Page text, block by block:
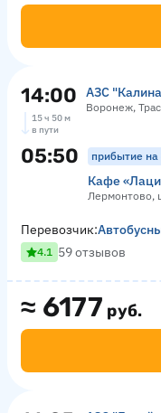
14:00 АЗС
Воронеж,
15 ч 50 м
в пути
05:50 прибытие на
Кафе
Лермонтово,
≈ 6177 руб.
Перевозчик:
4.1 59 отзывов